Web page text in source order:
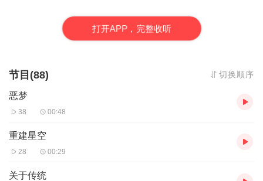
打开APP，完整收听
节目(88) 切换顺序
恶梦
38 00:48
重建星空
28 00:29
关于传统